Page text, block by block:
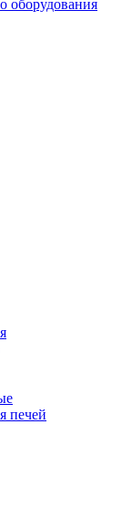
оборудования
печей